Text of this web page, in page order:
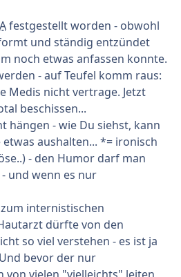
festgestellt worden - obwohl
und ständig entzündet
noch etwas anfassen konnte.
- auf Teufel komm raus:
Medis nicht vertrage. Jetzt
beschissen...
hängen - wie Du siehst, kann
aushalten... *= ironisch
- den Humor darf man
und wenn es nur
internistischen
dürfte von den
so viel verstehen - es ist ja
bevor der nur
vielen "vielleichts" leiten